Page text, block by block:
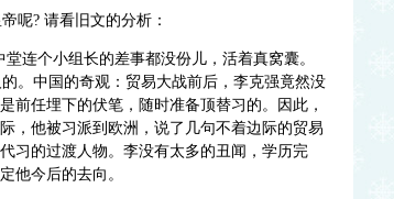
呢? 请看旧文的分析：
连个小组长的差事都没份儿，活着真窝囊。
。中国的奇观：贸易大战前后，李克强竟然没
前任埋下的伏笔，随时准备顶替习的。因此，
，他被习派到欧洲，说了几句不着边际的贸易
习的过渡人物。李没有太多的丑闻，学历完
他今后的去向。